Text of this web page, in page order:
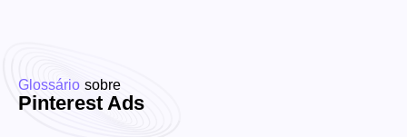
Glossário sobre
Pinterest Ads